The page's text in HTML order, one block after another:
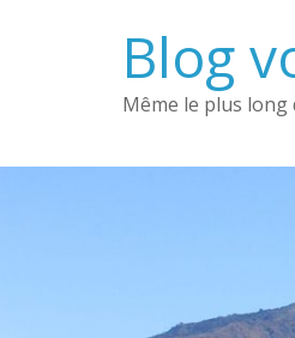
Blog
Même le plus long